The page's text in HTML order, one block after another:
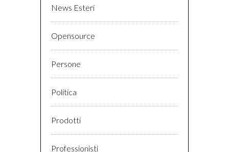
News Esteri
Opensource
Persone
Politica
Prodotti
Professionisti